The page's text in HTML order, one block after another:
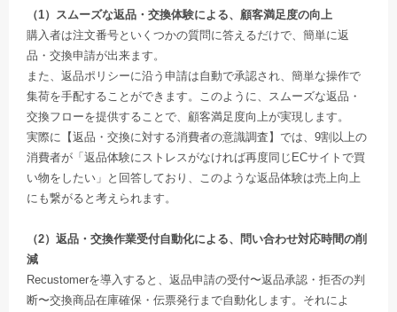
（1）スムーズな返品・交換体験による、顧客満足度の向上
購入者は注文番号といくつかの質問に答えるだけで、簡単に返
品・交換申請が出来ます。
また、返品ポリシーに沿う申請は自動で承認され、簡単な操作で
集荷を手配することができます。このように、スムーズな返品・
交換フローを提供することで、顧客満足度向上が実現します。
実際に【返品・交換に対する消費者の意識調査】では、9割以上の
消費者が「返品体験にストレスがなければ再度同じECサイトで買
い物をしたい」と回答しており、このような返品体験は売上向上
にも繋がると考えられます。
（2）返品・交換作業受付自動化による、問い合わせ対応時間の削
減
Recustomerを導入すると、返品申請の受付〜返品承認・拒否の判
断〜交換商品在庫確保・伝票発行まで自動化します。それによ